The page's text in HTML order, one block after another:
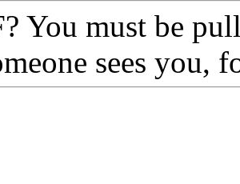
You must be
sees you,